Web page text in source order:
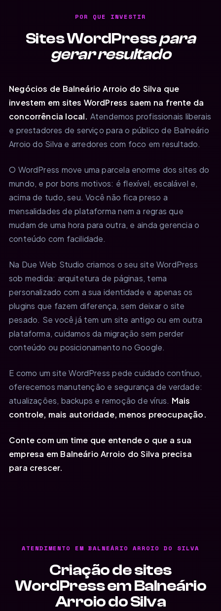
POR QUE INVESTIR
Sites WordPresspara
gerar resultado
Negócios de Balneário Arroio do Silva que
investem em sites WordPress saem na frente da
concorrência local. Atendemos profissionais liberais
e prestadores de serviço para o público de Balneário
Arroio do Silva e arredores com foco em resultado.
O WordPress move uma parcela enorme dos sites do
mundo, e por bons motivos: é flexível, escalável e,
acima de tudo, seu. Você não fica preso a
mensalidades de plataforma nem a regras que
mudam de uma hora para outra, e ainda gerencia o
conteúdo com facilidade.
Na Due Web Studio criamos o seu site WordPress
sob medida: arquitetura de páginas, tema
personalizado com a sua identidade e apenas os
plugins que fazem diferença, sem deixar o site
pesado. Se você já tem um site antigo ou em outra
plataforma, cuidamos da migração sem perder
conteúdo ou posicionamento no Google.
E como um site WordPress pede cuidado contínuo,
oferecemos manutenção e segurança de verdade:
atualizações, backups e remoção de vírus. Mais
controle, mais autoridade, menos preocupação.
Conte com um time que entende o que a sua
empresa em Balneário Arroio do Silva precisa
para crescer.
ATENDIMENTO EM BALNEÁRIO ARROIO DO SILVA
Criação de sites
WordPress em Balneário
Arroio do Silva